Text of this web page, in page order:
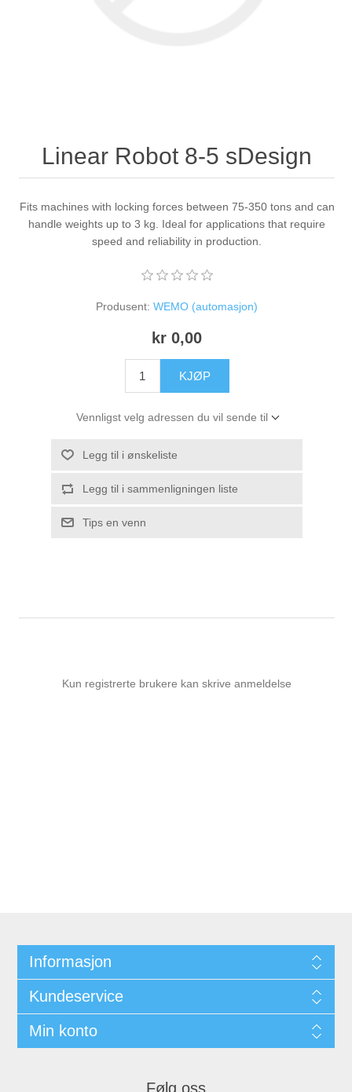
Linear Robot 8-5 sDesign
Fits machines with locking forces between 75-350 tons and can
handle weights up to 3 kg. Ideal for applications that require
speed and reliability in production.
Produsent: WEMO (automasjon)
kr 0,00
KJØP
Vennligst velg adressen du vil sende til
Legg til i ønskeliste
Legg til i sammenligningen liste
Tips en venn
Kun registrerte brukere kan skrive anmeldelse
Informasjon
Kundeservice
Min konto
Følg oss